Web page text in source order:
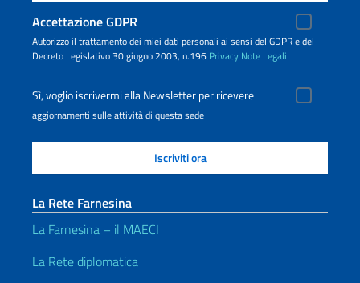
Accettazione GDPR
Autorizzo il trattamento dei miei dati personali ai sensi del GDPR e del
Decreto Legislativo 30 giugno 2003, n.196 Privacy Note Legali
Sì, voglio iscrivermi alla Newsletter per ricevere
aggiornamenti sulle attività di questa sede
La Rete Farnesina
La Farnesina – il MAECI
La Rete diplomatica